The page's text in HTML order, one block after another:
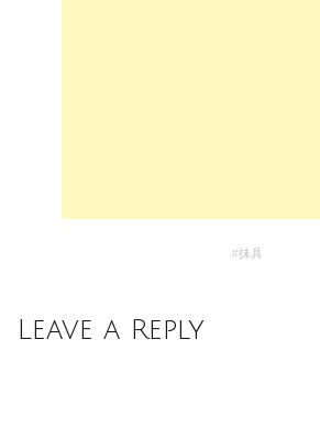
#抺具
Leave a Reply